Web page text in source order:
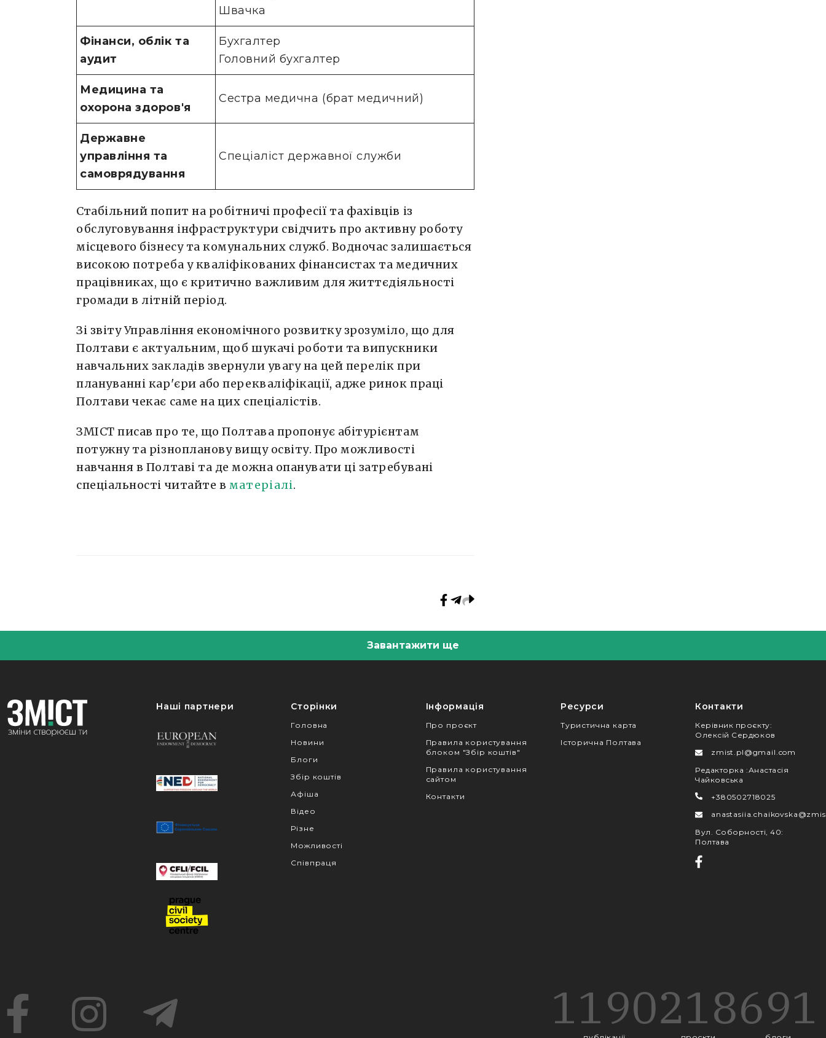
Швачка
Фінанси, облік та
аудит
Бухгалтер
Головний бухгалтер
Медицина та
охорона здоров'я
Сестра медична (брат медичний)
Державне
управління та
самоврядування
Спеціаліст державної служби
Стабільний попит на робітничі професії та фахівців із
обслуговування інфраструктури свідчить про активну роботу
місцевого бізнесу та комунальних служб. Водночас залишається
високою потреба у кваліфікованих фінансистах та медичних
працівниках, що є критично важливим для життєдіяльності
громади в літній період.
Зі звіту Управління економічного розвитку зрозуміло, що для
Полтави є актуальним, щоб шукачі роботи та випускники
навчальних закладів звернули увагу на цей перелік при
плануванні кар'єри або перекваліфікації, адже ринок праці
Полтави чекає саме на цих спеціалістів.
ЗМІСТ писав про те, що Полтава пропонує абітурієнтам
потужну та різнопланову вищу освіту. Про можливості
навчання в Полтаві та де можна опанувати ці затребувані
спеціальності читайте в матеріалі.
Завантажити ще
Наші партнери Сторінки
Головна
Новини
Блоги
Збір коштів
Афіша
Відео
Різне
Можливості
Співпраця
Інформація
Про проєкт
Правила користування
блоком "Збір коштів"
Правила користування
сайтом
Контакти
Ресурси
Туристична карта
Історична Полтава
Контакти
Керівник проєкту:
Олексій Сердюков
zmist.pl@gmail.com
Редакторка :Анастасія
Чайковська
+380502718025
Вул. Соборності, 40:
Полтава
1190218691